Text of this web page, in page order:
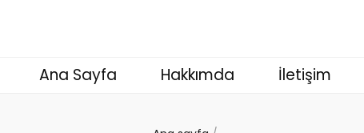
Ana Sayfa Hakkımda İletişim